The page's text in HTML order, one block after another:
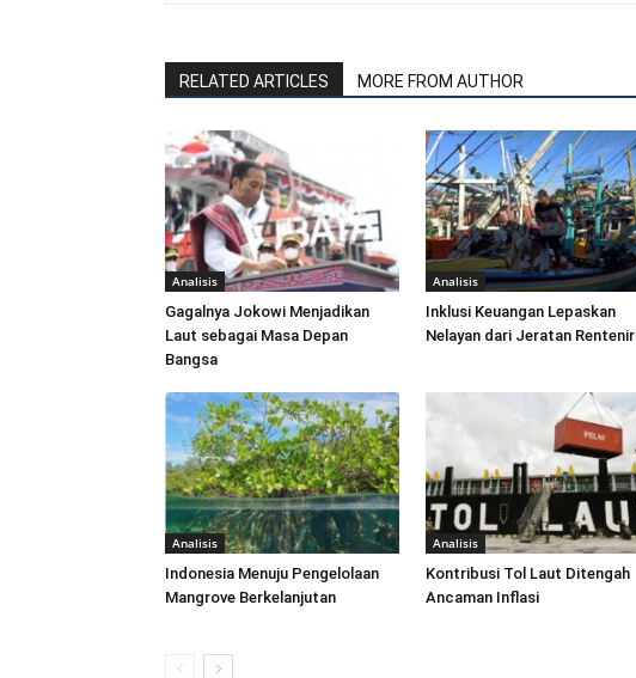
RELATED ARTICLES MORE FROM AUTHOR
Analisis
Gagalnya Jokowi Menjadikan
Laut sebagai Masa Depan
Bangsa
Analisis
Inklusi Keuangan Lepaskan
Nelayan dari Jeratan Rentenir
Analisis
Indonesia Menuju Pengelolaan
Mangrove Berkelanjutan
Analisis
Kontribusi Tol Laut Ditengah
Ancaman Inflasi